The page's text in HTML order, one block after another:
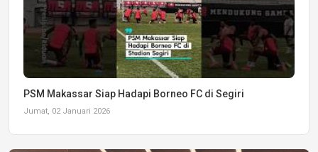
PSM Makassar Siap Hadapi Borneo FC di Segiri
Jumat, 02 Januari 2026